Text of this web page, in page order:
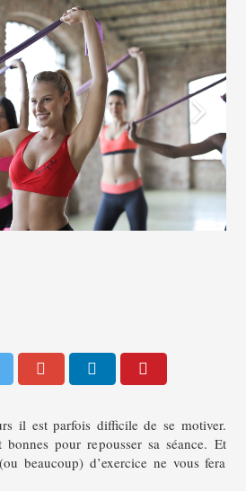
il est parfois difficile de se motiver.
bonnes pour repousser sa séance. Et
beaucoup) d’exercice ne vous fera